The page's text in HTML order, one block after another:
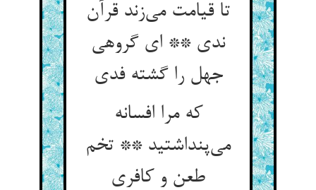
تا قیامت می‌زند قرآن
ندی ** ای گروهی
جهل را گشته فدی
که مرا افسانه
می‌پنداشتید ** تخم
طعن و کافری